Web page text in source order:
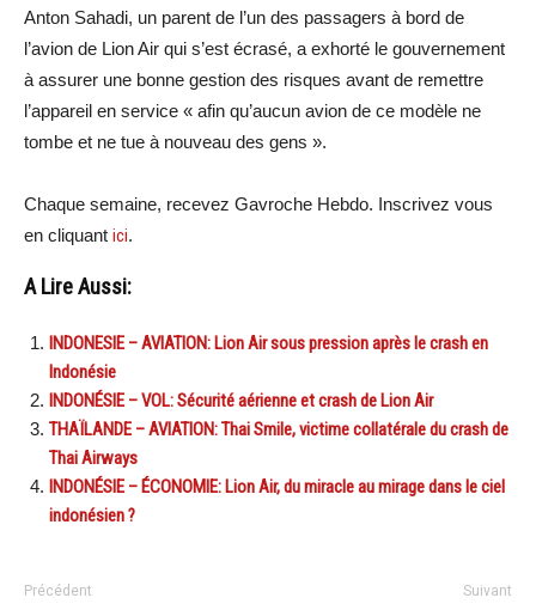
Anton Sahadi, un parent de l’un des passagers à bord de
l’avion de Lion Air qui s’est écrasé, a exhorté le gouvernement
à assurer une bonne gestion des risques avant de remettre
l’appareil en service « afin qu’aucun avion de ce modèle ne
tombe et ne tue à nouveau des gens ».
Chaque semaine, recevez Gavroche Hebdo. Inscrivez vous
en cliquant ici.
A Lire Aussi:
INDONESIE – AVIATION: Lion Air sous pression après le crash en
Indonésie
INDONÉSIE – VOL: Sécurité aérienne et crash de Lion Air
THAÏLANDE – AVIATION: Thai Smile, victime collatérale du crash de
Thai Airways
INDONÉSIE – ÉCONOMIE: Lion Air, du miracle au mirage dans le ciel
indonésien ?
Précédent Suivant